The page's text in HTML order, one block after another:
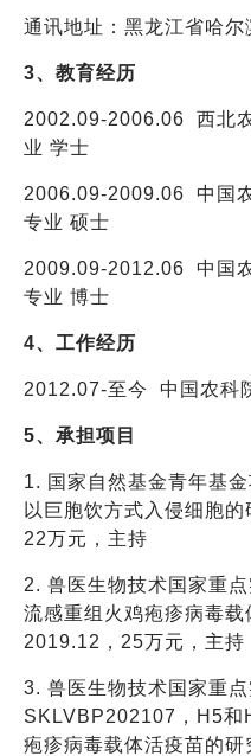
通讯地址：黑龙江省哈
3、教育经历
2002.09-2006.06 西北
业 学士
2006.09-2009.06 中国
专业 硕士
2009.09-2012.06 中国
专业 博士
4、工作经历
2012.07-至今 中国农
5、承担项目
1. 国家自然基金青年基
以巨胞饮方式入侵细胞
22万元，主持
2. 兽医生物技术国家重
流感重组火鸡疱疹病毒
2019.12，25万元 ，主持
3. 兽医生物技术国家重点
SKLVBP202107，H5和
疱疹病毒载体活疫苗的